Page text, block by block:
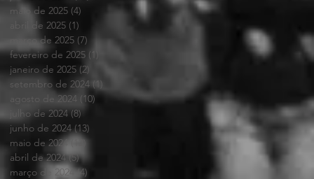
maio de 2025 (4)
abril de 2025 (1)
março de 2025 (7) 7 posts
fevereiro de 2025 (1)
janeiro de 2025 (2)
setembro de 2024 (1)
agosto de 2024 (10) 10 posts
julho de 2024 (8)8 posts
junho de 2024 (13)
maio de 2024
(12)
abril de 2024 (5)5 posts
março de 2024 (4)